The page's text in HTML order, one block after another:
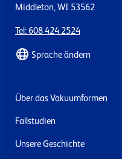
Middleton, WI 53562
Tel: 608 424 2524
Sprache ändern
Über das Vakuumformen
Fallstudien
Unsere Geschichte